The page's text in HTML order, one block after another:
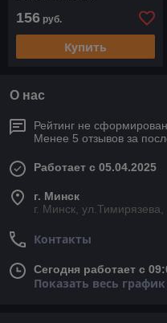
156 руб.
Купить
О нас
Рейтинг не сформирован
Менее 5 отзывов за
Работает с 05.04.2025
г. Минск
г. Минск,
Контакты
Сегодня работает с
Показать весь